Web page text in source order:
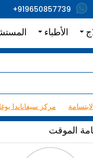
+919650857739
الأطباء
مركز سيفاناندا يوغا
الموقت